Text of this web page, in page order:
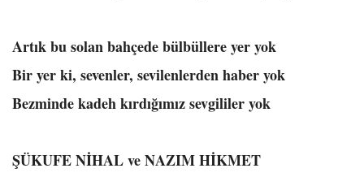
Artık bu solan bahçede bülbüllere yer yok
Bir yer ki, sevenler, sevilenlerden haber yok
Bezminde kadeh kırdığımız sevgililer yok
ŞÜKUFE NİHAL ve NAZIM HİKMET